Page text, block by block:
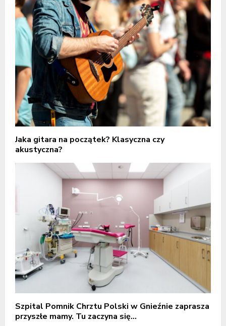
Jaka gitara na początek? Klasyczna czy
akustyczna?
Szpital Pomnik Chrztu Polski w Gnieźnie zaprasza
przyszłe mamy. Tu zaczyna się...